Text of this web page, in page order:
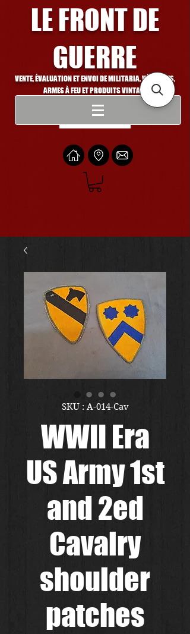
LE FRONT DE
GUERRE
VENTE, ÉVALUATION ET ENVOI DE MILITARIA, VÉHICULES,
ARMES À FEU ET PRODUITS VINTAGE
Se connecter
SKU : A-014-Cav
WWII Era
US Army 1st
and 2ed
Cavalry
shoulder
patches